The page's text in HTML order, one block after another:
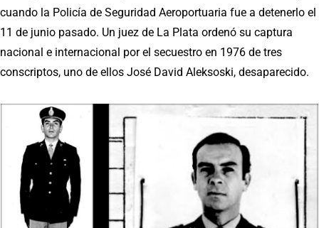
cuando la Policía de Seguridad Aeroportuaria fue a detenerlo el
11 de junio pasado. Un juez de La Plata ordenó su captura
nacional e internacional por el secuestro en 1976 de tres
conscriptos, uno de ellos José David Aleksoski, desaparecido.